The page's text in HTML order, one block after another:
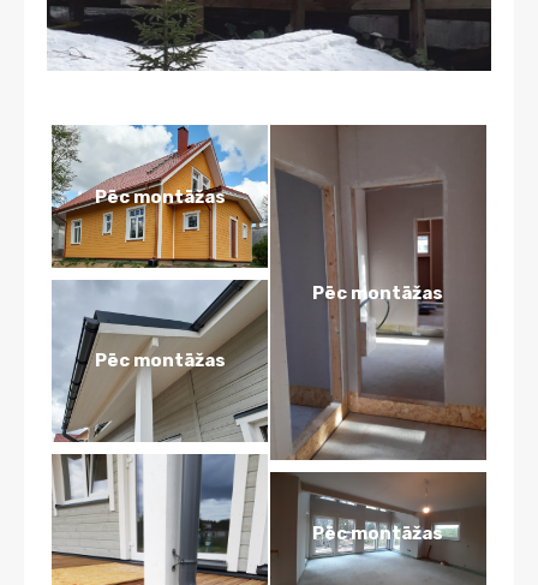
Pēc montāžas
Pēc montāžas
Pēc montāžas
Pēc montāžas